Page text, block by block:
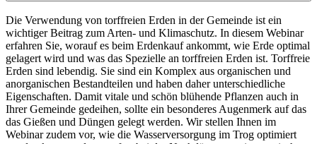
Die Verwendung von torffreien Erden in der Gemeinde ist ein
wichtiger Beitrag zum Arten- und Klimaschutz. In diesem Webinar
erfahren Sie, worauf es beim Erdenkauf ankommt, wie Erde optimal
gelagert wird und was das Spezielle an torffreien Erden ist. Torffreie
Erden sind lebendig. Sie sind ein Komplex aus organischen und
anorganischen Bestandteilen und haben daher unterschiedliche
Eigenschaften. Damit vitale und schön blühende Pflanzen auch in
Ihrer Gemeinde gedeihen, sollte ein besonderes Augenmerk auf das
das Gießen und Düngen gelegt werden. Wir stellen Ihnen im
Webinar zudem vor, wie die Wasserversorgung im Trog optimiert